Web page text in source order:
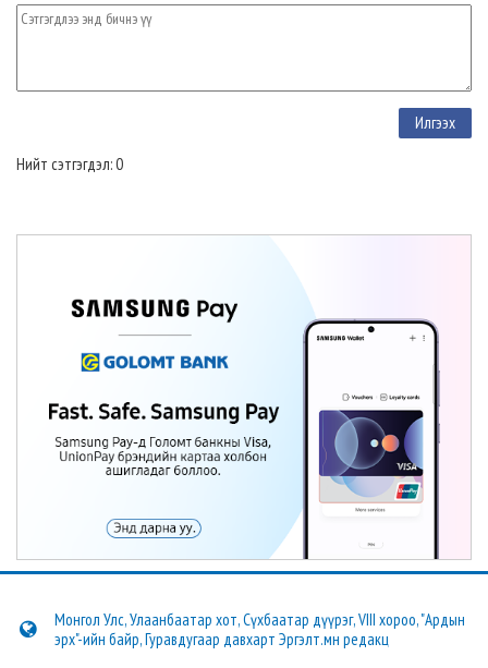
Нийт сэтгэгдэл: 0
Монгол Улс, Улаанбаатар хот, Сүхбаатар дүүрэг, VIII хороо, "Ардын
эрх"-ийн байр, Гуравдугаар давхарт Эргэлт.мн редакц